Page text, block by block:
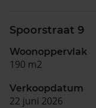
Spoorstraat 9
Woonoppervlak
190 m2
Verkoopdatum
22 juni 2026